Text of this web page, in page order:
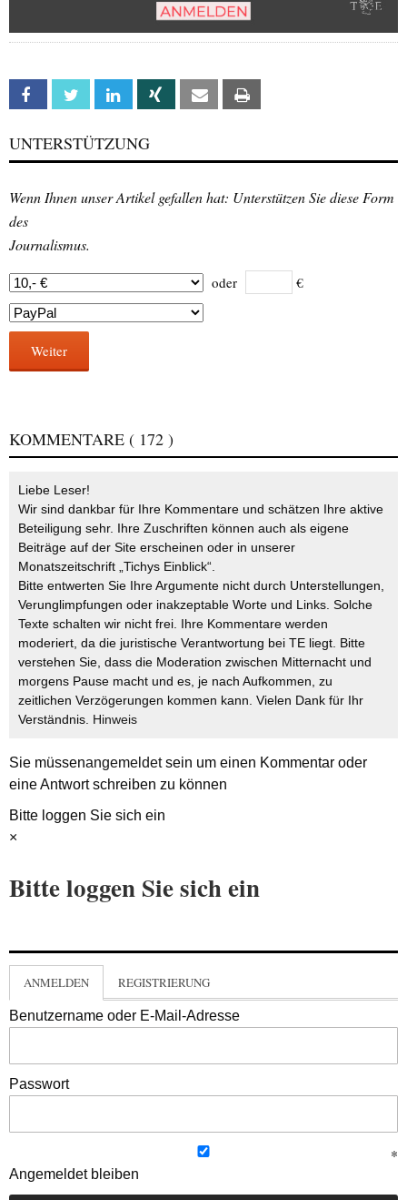
Facebook Twitter Linkedin Xing Email
UNTERSTÜTZUNG
Wenn Ihnen unser Artikel gefallen hat: Unterstützen Sie diese Form
des
Journalismus.
oder €
Weiter
KOMMENTARE ( 172 )
Liebe Leser!
Wir sind dankbar für Ihre Kommentare und schätzen Ihre aktive
Beteiligung sehr. Ihre Zuschriften können auch als eigene
Beiträge auf der Site erscheinen oder in unserer
Monatszeitschrift „Tichys Einblick“.
Bitte entwerten Sie Ihre Argumente nicht durch Unterstellungen,
Verunglimpfungen oder inakzeptable Worte und Links. Solche
Texte schalten wir nicht frei. Ihre Kommentare werden
moderiert, da die juristische Verantwortung bei TE liegt. Bitte
verstehen Sie, dass die Moderation zwischen Mitternacht und
morgens Pause macht und es, je nach Aufkommen, zu
zeitlichen Verzögerungen kommen kann. Vielen Dank für Ihr
Verständnis. Hinweis
Sie müssenangemeldetsein um einen Kommentar oder
eine Antwort schreiben zu können
Bitte loggen Sie sich ein
×
Bitte loggen Sie sich ein
ANMELDEN REGISTRIERUNG
Benutzername oder E-Mail-Adresse
Passwort
Angemeldet bleiben